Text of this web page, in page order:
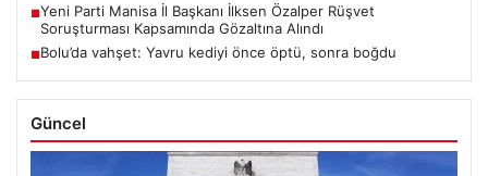
■Yeni Parti Manisa İl Başkanı İlksen Özalper Rüşvet
Soruşturması Kapsamında Gözaltına Alındı
■Bolu’da vahşet: Yavru kediyi önce öptü, sonra boğdu
Güncel